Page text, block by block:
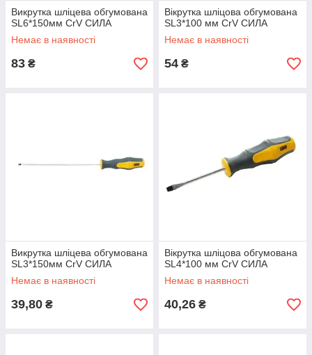
Викрутка шліцева обгумована
SL6*150мм CrV СИЛА
Немає в наявності
83 ₴
Вікрутка шліцова обгумована
SL3*100 мм CrV СИЛА
Немає в наявності
54 ₴
Викрутка шліцева обгумована
SL3*150мм CrV СИЛА
Немає в наявності
39,80 ₴
Вікрутка шліцова обгумована
SL4*100 мм CrV СИЛА
Немає в наявності
40,26 ₴